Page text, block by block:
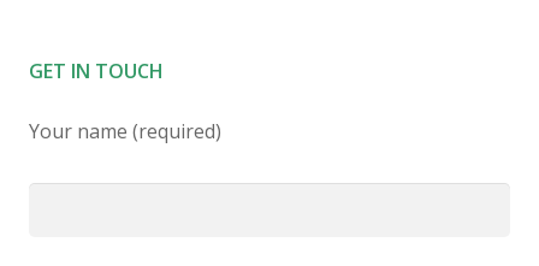
GET IN TOUCH
Your name (required)